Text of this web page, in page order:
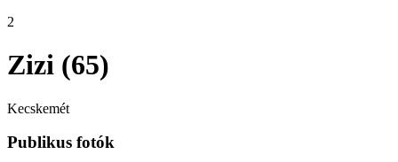
2
Zizi (65)
Kecskemét
Publikus fotók